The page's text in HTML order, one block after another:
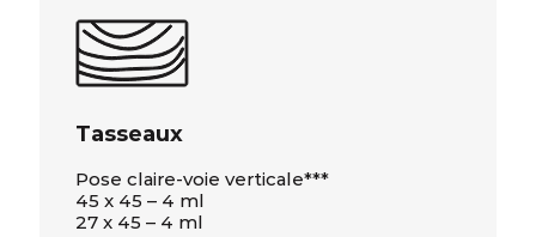
Tasseaux
Pose claire-voie verticale***
45 x 45 – 4 ml
27 x 45 – 4 ml